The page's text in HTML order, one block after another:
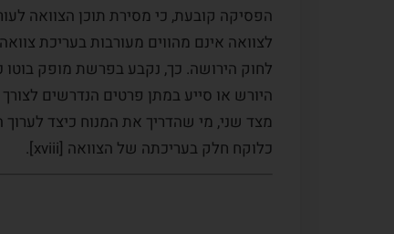
הפסיקה קובעת, כי מסירת תוכן הצוואה
לחוק הירושה. כך, נקבע בפרשת מופק בוטו
מצד שני, מי שהדריך את המנוח כיצד
כלוקח חלק בעריכתה של הצוואה [xviii].